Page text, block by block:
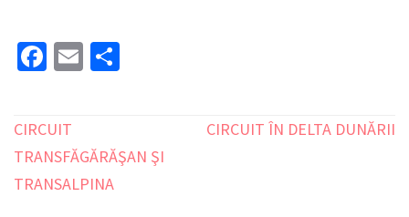
Facebook
Email
CIRCUIT
TRANSFĂGĂRĂŞAN ŞI
TRANSALPINA
CIRCUIT ÎN DELTA DUNĂRII